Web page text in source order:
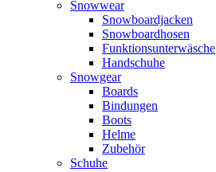
Snowwear
Snowboardjacken
Snowboardhosen
Funktionsunterwäsche
Handschuhe
Snowgear
Boards
Bindungen
Boots
Helme
Zubehör
Schuhe